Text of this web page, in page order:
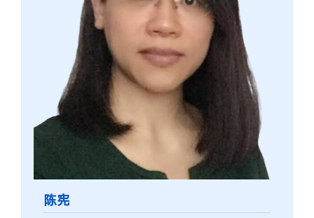
陈宪